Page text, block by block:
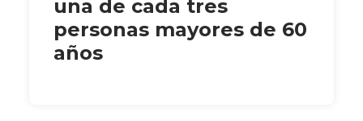
una de cada tres
personas mayores de 60
años